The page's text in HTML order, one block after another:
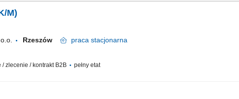
M)
Rzeszów praca stacjonarna
/ zlecenie / kontrakt B2B pełny etat